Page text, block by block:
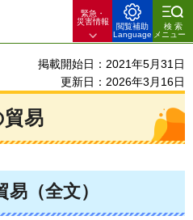
緊急・
災害情報
閲覧補助
Language
検索
メニュー
掲載開始日：2021年5月31日
更新日：2026年3月16日
貿易
（全文）